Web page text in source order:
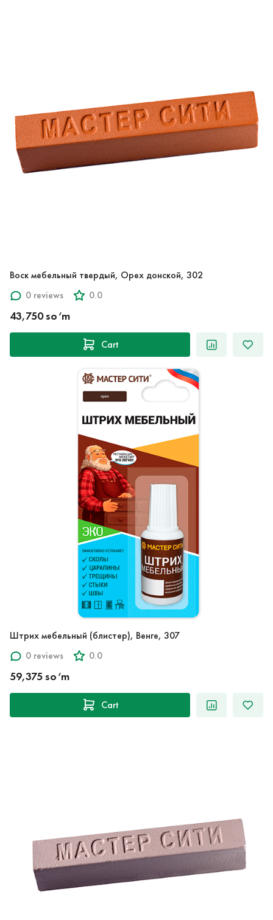
Воск мебельный твердый, Орех донской, 302
0 reviews
0.0
43,750 so‘m
Cart
Штрих мебельный (блистер), Венге, 307
0 reviews
0.0
59,375 so‘m
Cart